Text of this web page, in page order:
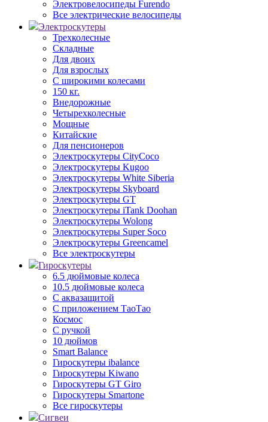
Электровелосипеды Furendo
Все электрические велосипеды
Электроскутеры
Трехколесные
Складные
Для двоих
Для взрослых
С широкими колесами
150 кг.
Внедорожные
Четырехколесные
Мощные
Китайские
Для пенсионеров
Электроскутеры CityCoco
Электроскутеры Kugoo
Электроскутеры White Siberia
Электроскутеры Skyboard
Электроскутеры GT
Электроскутеры iTank Doohan
Электроскутеры Wolong
Электроскутеры Super Soco
Электроскутеры Greencamel
Все электроскутеры
Гироскутеры
6.5 дюймовые колеса
10.5 дюймовые колеса
С аквазащитой
С приложением ТаоТао
Космос
С ручкой
10 дюймов
Smart Balance
Гироскутеры ibalance
Гироскутеры Kiwano
Гироскутеры GT Giro
Гироскутеры Smartone
Все гироскутеры
Сигвеи